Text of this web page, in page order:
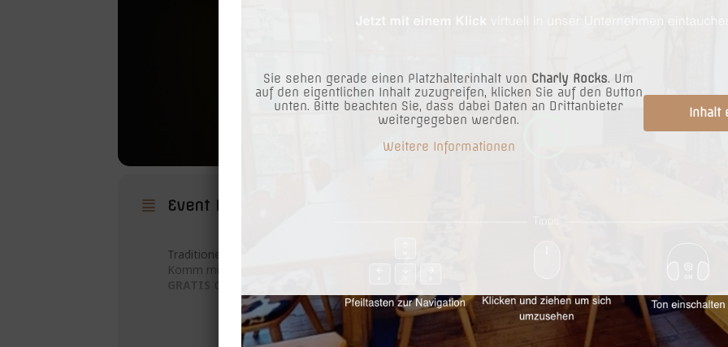
Event Details
Traditionell – OSTERN auf der ALM !
Komm mit deiner Familie auf die Alm !
GRATIS Oster Nesterl
Unter allen Kindern die am 05.04.26 oder am 06.04.26. zu uns kommen verlosen wir eine Nagelneue –
Sie sehen gerade einen Platzhalterinhalt von Charly Rocks. Um
auf den eigentlichen Inhalt zuzugreifen, klicken Sie auf den Button
unten. Bitte beachten Sie, dass dabei Daten an Drittanbieter
weitergegeben werden.
Weitere Informationen
Inhalt